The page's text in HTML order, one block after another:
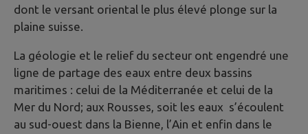
dont le versant oriental le plus élevé plonge sur la
plaine suisse.
La géologie et le relief du secteur ont engendré une
ligne de partage des eaux entre deux bassins
maritimes : celui de la Méditerranée et celui de la
Mer du Nord; aux Rousses, soit les eaux s’écoulent
au sud-ouest dans la Bienne, l’Ain et enfin dans le